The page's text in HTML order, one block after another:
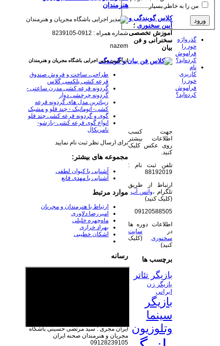
هنرمندان
شماره همراه : 0912-8239105
nazem
از آخرین مدیر اجرایی باشگاه مجریان و هنرمندان
طراحی، ساخت و فروش صندوق
قرعه کشی پلکسی گلاس
گردونه قرعه کشی مدرن ساعتی -
گردونه چرخشی دوار
زیباترین مدل های گردونه قرعه
کشی- اتوماتیک - چند قلو و مشبک
گوی و گردونه قرعه کشی چند قلو
انواع گوی قرعه کشی -بازشو-
نامریکال
برای ارسال نظر ثبت نام نمایید
مجموعه های بیشتر:
آشنایی با کیوان لطفی
آشنایی با مهدی قانع
موارد مرتبط
ارتباط با هنرمندان و مجریان
امیررضا دلاوری
ماه‌چهره خلیلی
بهراد خرازی
اشکان خطیبی
رسانه
ایران مجری : سید مرتضی حسینی باشگاه
مجریان و هنرمندان صحنه ایران
09128239105
کلاس گویندگی و
آیین سخنوری ؛
آموزش تخصصی
سخنرانی و فن
بیان
جهت کسب
اطلاعات بیشتر
روی عکس کلیک
کنید.
تلفن ثبت نام :
88192019
ارتباط از طریق
تلگرام ،واتس آپ
(کلیک کنید)
09120588505
اطلاعات دوره ها
در سایت
سخنوری (کلیک
کنید)
برچسب ها
بازیگر تئاتر
بازیگر زن
ایرانی
بازیگر
سینما
وتلوزیون
من را به خاطر بسپار
گذرواژه
خود را
فراموش
کرده‌اید؟
نام
کاربری
خود را
فراموش
کرده‌اید؟